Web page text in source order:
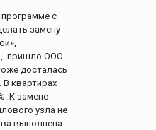
с
замену
пришло ООО
досталась
В квартирах
К замене
узла не
выполнена